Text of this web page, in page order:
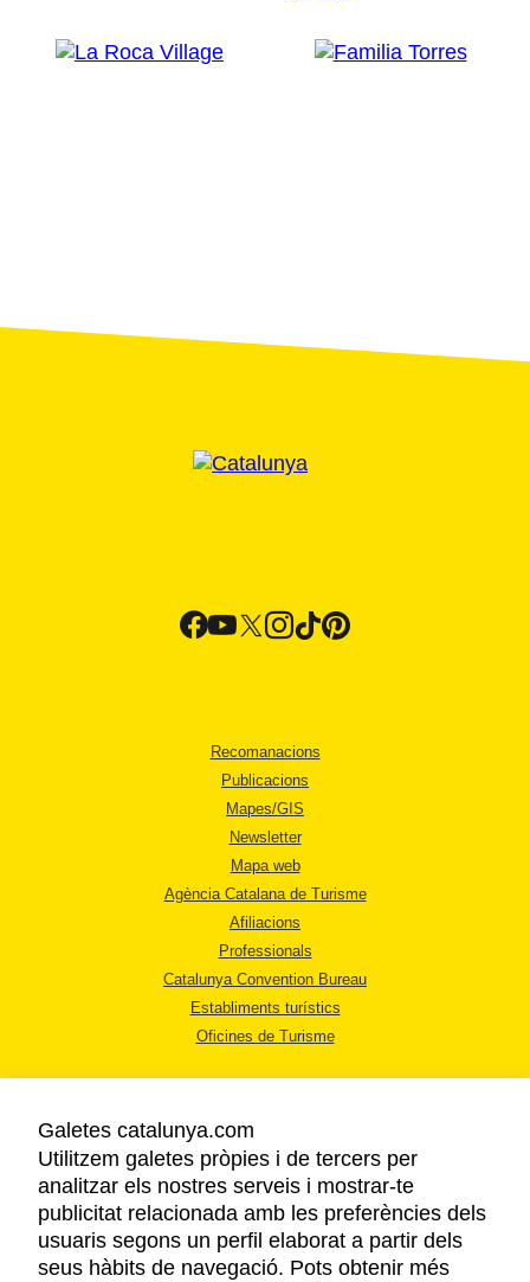
Recomanacions
Publicacions
Mapes/GIS
Newsletter
Mapa web
Agència Catalana de Turisme
Afiliacions
Professionals
Catalunya Convention Bureau
Establiments turístics
Oficines de Turisme
AVÍS LEGAL
POLÍTICA DE PRIVACITAT
COOKIES
Galetes catalunya.com
Utilitzem galetes pròpies i de tercers per
analitzar els nostres serveis i mostrar-te
publicitat relacionada amb les preferències dels
usuaris segons un perfil elaborat a partir dels
seus hàbits de navegació. Pots obtenir més